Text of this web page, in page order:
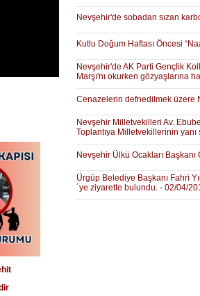
Nevşehir'de sobadan sızan
Kutlu Doğum Haftası Öncesi
Nevşehir'de AK Parti Gençlik
Marşı'nı okurken gözyaşlarına
Cenazelerin defnedilmek üzere
Nevşehir Milletvekilleri Av.
Toplantıya Milletvekillerinin yanı
Nevşehir Ülkü Ocakları
Ürgüp Belediye Başkanı Fahri
´ye ziyarette bulundu. - 02/04/